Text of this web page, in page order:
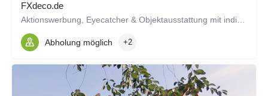
FXdeco.de
Abholung möglich +2